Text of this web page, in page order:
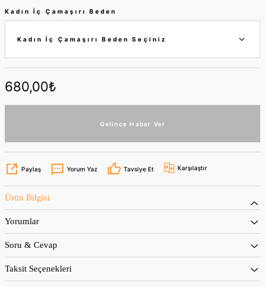
Kadın İç Çamaşırı Beden
680,00₺
Gelince Haber Ver
Paylaş Yorum Yaz Tavsiye Et Karşılaştır
Ürün Bilgisi
Yorumlar
Soru & Cevap
Taksit Seçenekleri